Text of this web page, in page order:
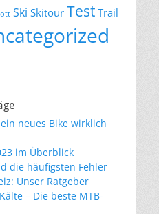
Ski Skitour Test Trail
neues Bike wirklich
im Überblick
die häufigsten Fehler
Unser Ratgeber
– Die beste MTB-